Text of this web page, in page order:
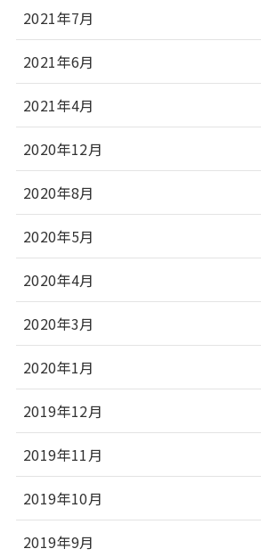
2021年7月
2021年6月
2021年4月
2020年12月
2020年8月
2020年5月
2020年4月
2020年3月
2020年1月
2019年12月
2019年11月
2019年10月
2019年9月